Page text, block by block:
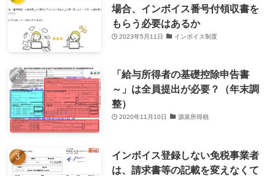
場合、インボイス番号付領収書を
もらう必要はあるか
2023年5月11日 インボイス制度
「給与所得者の基礎控除申告書
～」は全員提出が必要？（年末調
整）
2020年11月10日 源泉所得税
インボイス登録しない免税事業者
は、請求書等の記載を変えなくて